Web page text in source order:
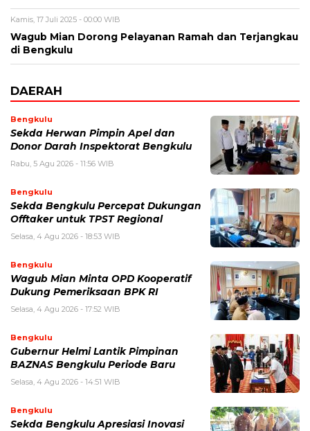
Kamis, 17 Juli 2025 - 00:00 WIB
Wagub Mian Dorong Pelayanan Ramah dan Terjangkau
di Bengkulu
DAERAH
Bengkulu
Sekda Herwan Pimpin Apel dan
Donor Darah Inspektorat Bengkulu
Rabu, 5 Agu 2026 - 11:56 WIB
Bengkulu
Sekda Bengkulu Percepat Dukungan
Offtaker untuk TPST Regional
Selasa, 4 Agu 2026 - 18:53 WIB
Bengkulu
Wagub Mian Minta OPD Kooperatif
Dukung Pemeriksaan BPK RI
Selasa, 4 Agu 2026 - 17:52 WIB
Bengkulu
Gubernur Helmi Lantik Pimpinan
BAZNAS Bengkulu Periode Baru
Selasa, 4 Agu 2026 - 14:51 WIB
Bengkulu
Sekda Bengkulu Apresiasi Inovasi